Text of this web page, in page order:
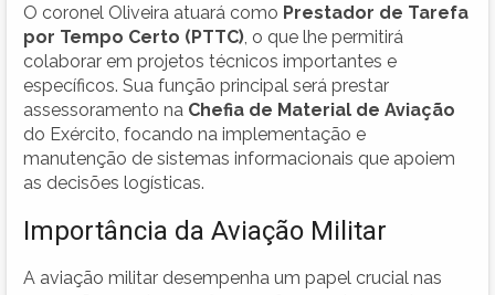
O coronel Oliveira atuará como Prestador de Tarefa
por Tempo Certo (PTTC) , o que lhe permitirá
colaborar em projetos técnicos importantes e
específicos. Sua função principal será prestar
assessoramento na Chefia de Material de Aviação
do Exército, focando na implementação e
manutenção de sistemas informacionais que apoiem
as decisões logísticas.
Importância da Aviação Militar
A aviação militar desempenha um papel crucial nas